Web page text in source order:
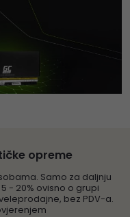
opreme
Samo za daljnju
- 20% ovisno o grupi
bez PDV-a.